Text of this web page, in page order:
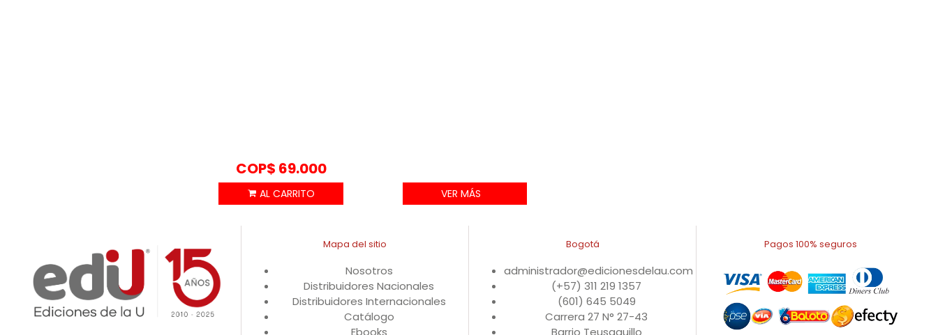
COP$ 69.000
VER MÁS
Mapa del sitio
Nosotros
Distribuidores Nacionales
Distribuidores Internacionales
Catálogo
Ebooks
Bogotá
administrador@edicionesdelau.com
(+57) 311 219 1357
(601) 645 5049
Carrera 27 N° 27-43
Barrio Teusaquillo
Pagos 100% seguros